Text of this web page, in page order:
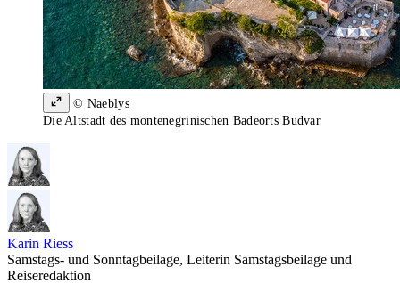
© Naeblys
Die Altstadt des montenegrinischen Badeorts Budvar
Karin Riess
Samstags- und Sonntagbeilage, Leiterin Samstagsbeilage und
Reiseredaktion